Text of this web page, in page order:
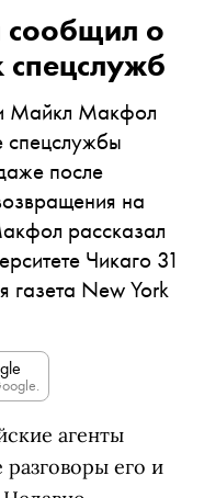
сообщил о
спецслужб
Майкл Макфол
спецслужбы
после
на
рассказал
Чикаго 31
газета New York
агенты
его и